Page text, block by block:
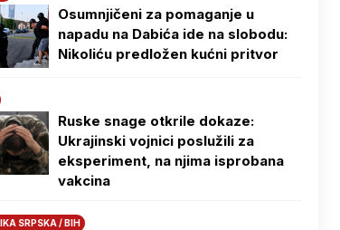
Osumnjičeni za pomaganje u
napadu na Dabića ide na slobodu:
Nikoliću predložen kućni pritvor
Ruske snage otkrile dokaze:
Ukrajinski vojnici poslužili za
eksperiment, na njima isprobana
vakcina
SRPSKA / BIH